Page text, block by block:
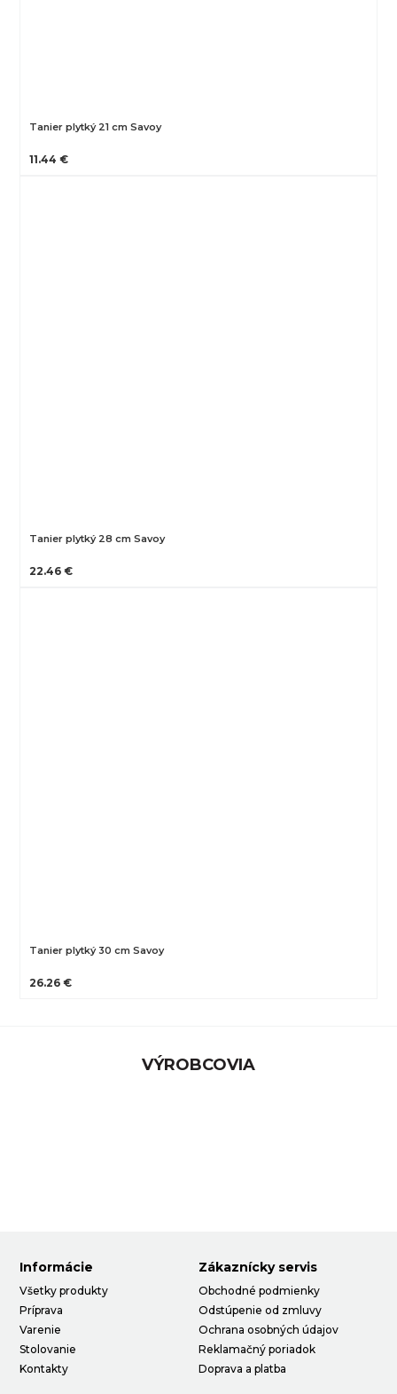
Tanier plytký 21 cm Savoy
11.44 €
Tanier plytký 28 cm Savoy
22.46 €
Tanier plytký 30 cm Savoy
26.26 €
VÝROBCOVIA
Informácie
Všetky produkty
Príprava
Varenie
Stolovanie
Kontakty
Zákaznícky servis
Obchodné podmienky
Odstúpenie od zmluvy
Ochrana osobných údajov
Reklamačný poriadok
Doprava a platba